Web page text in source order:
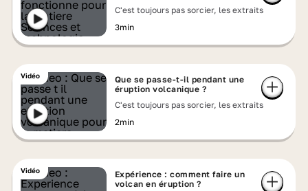
C'est toujours pas sorcier, les extraits
3min
Vidéo
Que se passe-t-il pendant une
éruption volcanique ?
C'est toujours pas sorcier, les extraits
2min
Vidéo
Expérience : comment faire un
volcan en éruption ?